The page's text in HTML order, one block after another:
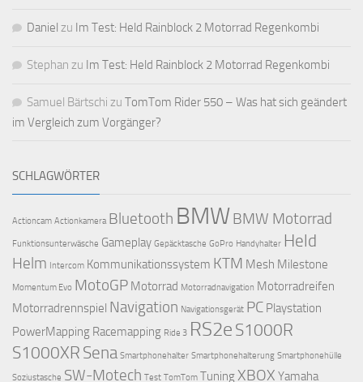
Daniel zu Im Test: Held Rainblock 2 Motorrad Regenkombi
Stephan zu Im Test: Held Rainblock 2 Motorrad Regenkombi
Samuel Bärtschi zu TomTom Rider 550 – Was hat sich geändert
im Vergleich zum Vorgänger?
SCHLAGWÖRTER
Actioncam Actionkamera Bluetooth BMWBMW Motorrad
Funktionsunterwäsche Gameplay Gepäcktasche GoPro Handyhalter Held
Helm Intercom Kommunikationssystem KTM Mesh Milestone
Momentum Evo MotoGP Motorrad Motorradnavigation Motorradreifen
Motorradrennspiel Navigation Navigationsgerät PC Playstation
PowerMapping Racemapping Ride 3 RS2e S1000R
S1000XR Sena Smartphonehalter Smartphonehalterung Smartphonehülle
Soziustasche SW-Motech Test TomTom TuningXBOX Yamaha